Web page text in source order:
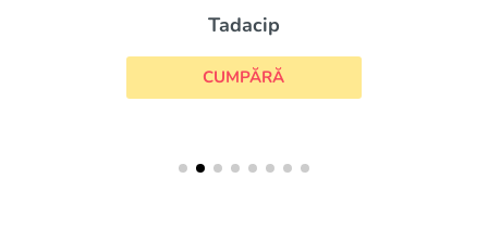
Tadacip
CUMPĂRĂ